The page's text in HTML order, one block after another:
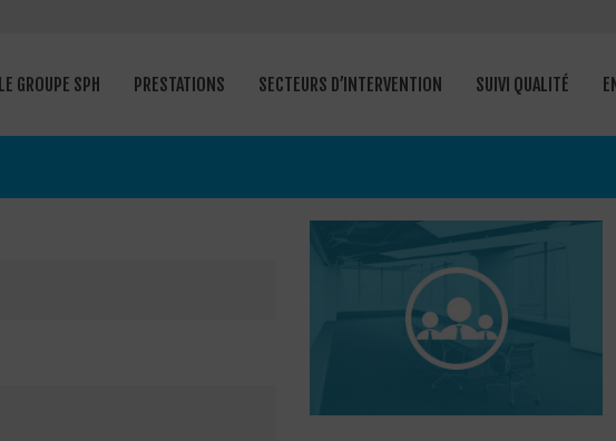
LE GROUPE SPH PRESTATIONS SECTEURS D’INTERVENTION SUIVI QUALITÉ